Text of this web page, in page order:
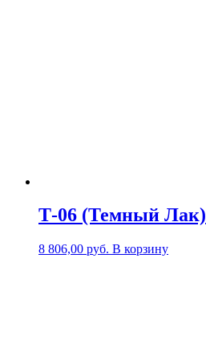
Т-06 (Темный Лак)
8 806,00 руб. В корзину